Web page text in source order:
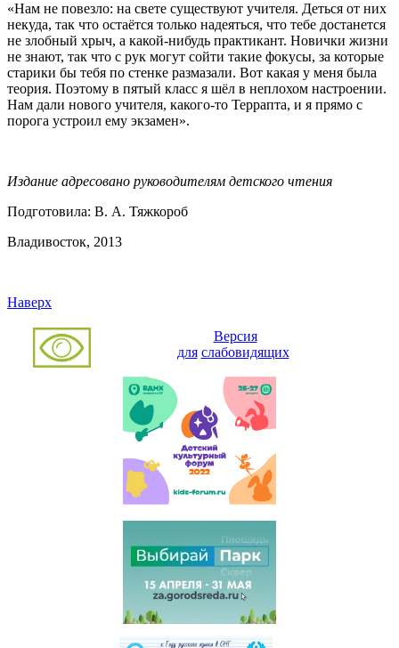
«Нам не повезло: на свете существуют учителя. Деться от них
некуда, так что остаётся только надеяться, что тебе достанется
не злобный хрыч, а какой-нибудь практикант. Новички жизни
не знают, так что с рук могут сойти такие фокусы, за которые
старики бы тебя по стенке размазали. Вот какая у меня была
теория. Поэтому в пятый класс я шёл в неплохом настроении.
Нам дали нового учителя, какого-то Террапта, и я прямо с
порога устроил ему экзамен».
Издание адресовано руководителям детского чтения
Подготовила: В. А. Тяжкороб
Владивосток, 2013
Наверх
Версия
для слабовидящих